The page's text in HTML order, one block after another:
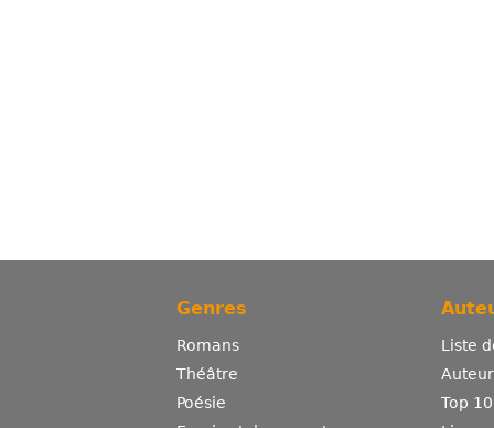
Genres
Romans
Théâtre
Poésie
Liste
Top